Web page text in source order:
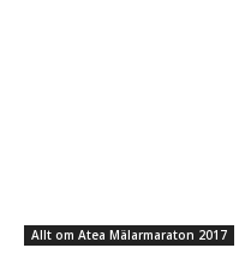
Allt om Atea Mälarmaraton 2017